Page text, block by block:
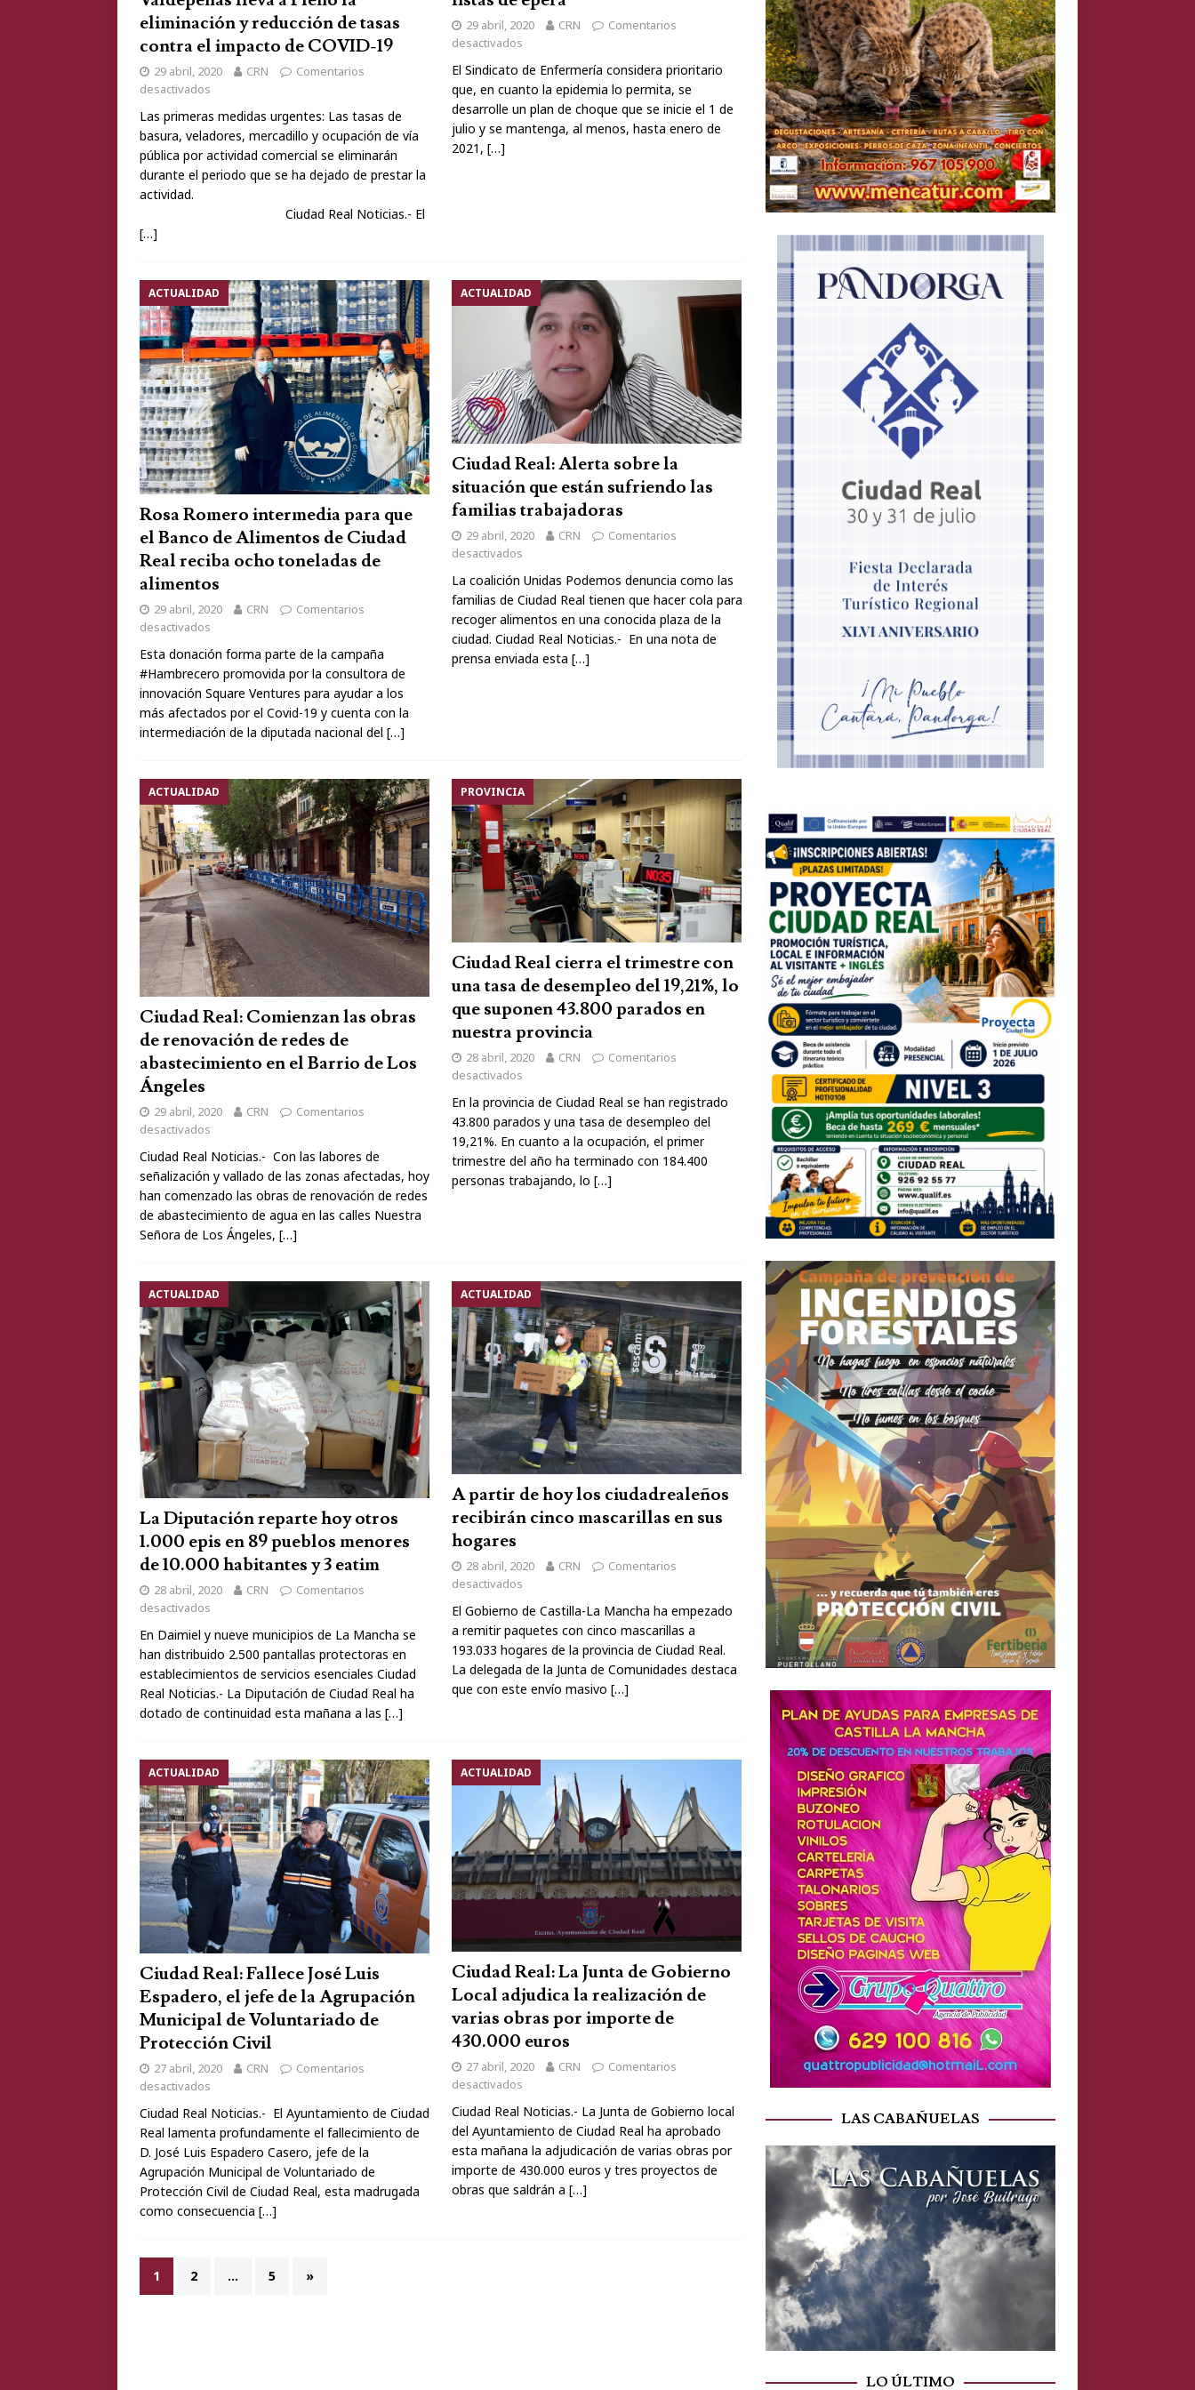
ocio del Torreón de Ciudad Real
ACTUALIDAD
eliminación y reducción de tasas
contra el impacto de COVID-19
29 abril, 2020 CRN
Comentarios
desactivados
Las primeras medidas urgentes: Las tasas de
basura, veladores, mercadillo y ocupación de vía
pública por actividad comercial se eliminarán
durante el periodo que se ha dejado de prestar la
actividad.
Ciudad Real Noticias.- El
[…]
29 abril, 2020 CRN
Comentarios
desactivados
El Sindicato de Enfermería considera prioritario
que, en cuanto la epidemia lo permita, se
desarrolle un plan de choque que se inicie el 1 de
julio y se mantenga, al menos, hasta enero de
2021, […]
ACTUALIDAD
Rosa Romero intermedia para que
el Banco de Alimentos de Ciudad
Real reciba ocho toneladas de
alimentos
29 abril, 2020 CRN
Comentarios
desactivados
Esta donación forma parte de la campaña
#Hambrecero promovida por la consultora de
innovación Square Ventures para ayudar a los
más afectados por el Covid-19 y cuenta con la
intermediación de la diputada nacional del […]
ACTUALIDAD
Ciudad Real: Alerta sobre la
situación que están sufriendo las
familias trabajadoras
29 abril, 2020 CRN
Comentarios
desactivados
La coalición Unidas Podemos denuncia como las
familias de Ciudad Real tienen que hacer cola para
recoger alimentos en una conocida plaza de la
ciudad. Ciudad Real Noticias.- En una nota de
prensa enviada esta […]
ACTUALIDAD
Ciudad Real: Comienzan las obras
de renovación de redes de
abastecimiento en el Barrio de Los
Ángeles
29 abril, 2020 CRN
Comentarios
desactivados
Ciudad Real Noticias.- Con las labores de
señalización y vallado de las zonas afectadas, hoy
han comenzado las obras de renovación de redes
de abastecimiento de agua en las calles Nuestra
Señora de Los Ángeles, […]
PROVINCIA
Ciudad Real cierra el trimestre con
una tasa de desempleo del 19,21%, lo
que suponen 43.800 parados en
nuestra provincia
28 abril, 2020 CRN
Comentarios
desactivados
En la provincia de Ciudad Real se han registrado
43.800 parados y una tasa de desempleo del
19,21%. En cuanto a la ocupación, el primer
trimestre del año ha terminado con 184.400
personas trabajando, lo […]
ACTUALIDAD
La Diputación reparte hoy otros
1.000 epis en 89 pueblos menores
de 10.000 habitantes y 3 eatim
28 abril, 2020 CRN
Comentarios
desactivados
En Daimiel y nueve municipios de La Mancha se
han distribuido 2.500 pantallas protectoras en
establecimientos de servicios esenciales Ciudad
Real Noticias.- La Diputación de Ciudad Real ha
dotado de continuidad esta mañana a las […]
ACTUALIDAD
A partir de hoy los ciudadrealeños
recibirán cinco mascarillas en sus
hogares
28 abril, 2020 CRN
Comentarios
desactivados
El Gobierno de Castilla-La Mancha ha empezado
a remitir paquetes con cinco mascarillas a
193.033 hogares de la provincia de Ciudad Real.
La delegada de la Junta de Comunidades destaca
que con este envío masivo […]
ACTUALIDAD
Ciudad Real: Fallece José Luis
Espadero, el jefe de la Agrupación
Municipal de Voluntariado de
Protección Civil
27 abril, 2020 CRN
Comentarios
desactivados
Ciudad Real Noticias.- El Ayuntamiento de Ciudad
Real lamenta profundamente el fallecimiento de
D. José Luis Espadero Casero, jefe de la
Agrupación Municipal de Voluntariado de
Protección Civil de Ciudad Real, esta madrugada
como consecuencia […]
ACTUALIDAD
Ciudad Real: La Junta de Gobierno
Local adjudica la realización de
varias obras por importe de
430.000 euros
27 abril, 2020 CRN
Comentarios
desactivados
Ciudad Real Noticias.- La Junta de Gobierno local
del Ayuntamiento de Ciudad Real ha aprobado
esta mañana la adjudicación de varias obras por
importe de 430.000 euros y tres proyectos de
obras que saldrán a […]
1 2 … 5 »
LAS CABAÑUELAS
LO ÚLTIMO